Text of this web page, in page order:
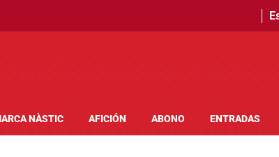
NÀSTIC AFICIÓN ABONO ENTRADAS